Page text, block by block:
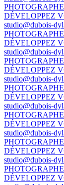
DÉVELOPPEZ
studio@dubois-
DÉVELOPPEZ
studio@dubois-
DÉVELOPPEZ
studio@dubois-
DÉVELOPPEZ
studio@dubois-
DÉVELOPPEZ
studio@dubois-
DÉVELOPPEZ
studio@dubois-
DÉVELOPPEZ